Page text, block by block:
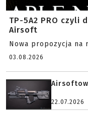
TP-5A2 PRO czyli
Airsoft
Nowa propozycja na
03.08.2026
22.07.2026